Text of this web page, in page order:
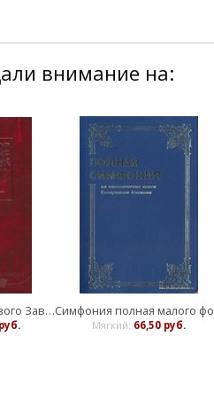
внимание на:
Толкование книг Нового Завета - Римлянам 9-16
Мягкий: 66,50 руб.